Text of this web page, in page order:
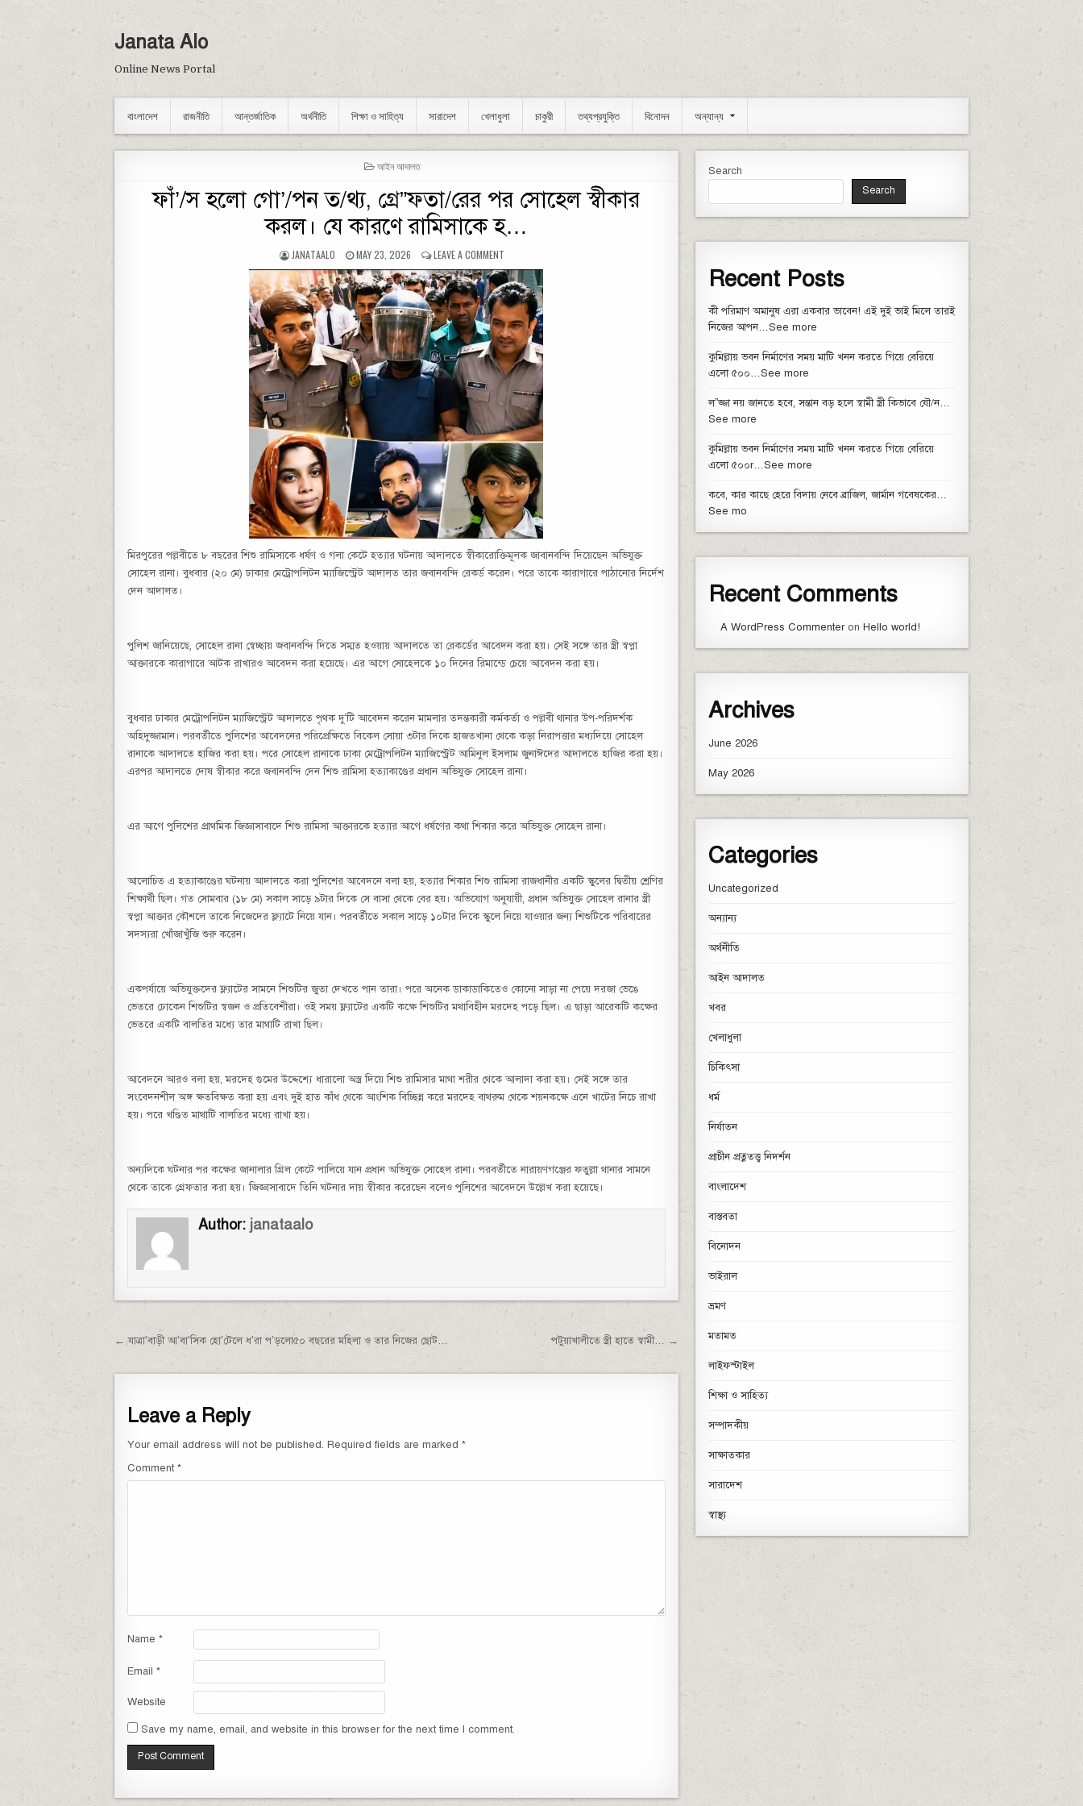
Janata Alo
Online News Portal
বাংলাদেশ রাজনীতি আন্তর্জাতিক অর্থনীতি শিক্ষা ও সাহিত্য সারাদেশ খেলাধুলা চাকুরী তথ্যপ্রযুক্তি বিনোদন অন্যান্য
POSTED IN
আইন আদালত
ফাঁ’/স হলো গো’/পন ত/থ্য, গ্রে”ফতা/রের পর সোহেল স্বীকার
করল। যে কারণে রামিসাকে হ…
AUTHOR:
JANATAALO PUBLISHED DATE:
MAY 23, 2026 LEAVE A COMMENT ON ফাঁ’/স হলো গো’/পন ত/থ্য, গ্রে”ফতা/রের পর সোহেল স্বীকার করল। যে কারণে রামিসাকে হ…
মিরপুরের পল্লবীতে ৮ বছরের শিশু রামিসাকে ধর্ষণ ও গলা কেটে হত্যার ঘটনায় আদালতে স্বীকারোক্তিমূলক জাবানবন্দি দিয়েছেন অভিযুক্ত
সোহেল রানা। বুধবার (২০ মে) ঢাকার মেট্রোপলিটন ম্যাজিস্ট্রেট আদালত তার জবানবন্দি রেকর্ড করেন। পরে তাকে কারাগারে পাঠানোর নির্দেশ
দেন আদালত।
পুলিশ জানিয়েছে, সোহেল রানা স্বেচ্ছায় জবানবন্দি দিতে সম্মত হওয়ায় আদালতে তা রেকর্ডের আবেদন করা হয়। সেই সঙ্গে তার স্ত্রী স্বপ্না
আক্তারকে কারাগারে আটক রাখারও আবেদন করা হয়েছে। এর আগে সোহেলকে ১০ দিনের রিমান্ডে চেয়ে আবেদন করা হয়।
বুধবার ঢাকার মেট্রোপলিটন ম্যাজিস্ট্রেট আদালতে পৃথক দু’টি আবেদন করেন মামলার তদন্তকারী কর্মকর্তা ও পল্লবী থানার উপ-পরিদর্শক
অহিদুজ্জামান। পরবর্তীতে পুলিশের আবেদনের পরিপ্রেক্ষিতে বিকেল সোয়া ৩টার দিকে হাজতখানা থেকে কড়া নিরাপত্তার মধ্যদিয়ে সোহেল
রানাকে আদালতে হাজির করা হয়। পরে সোহেল রানাকে ঢাকা মেট্রোপলিটন ম্যাজিস্ট্রেট আমিনুল ইসলাম জুনাঈদের আদালতে হাজির করা হয়।
এরপর আদালতে দোষ স্বীকার করে জবানবন্দি দেন শিশু রামিসা হত্যাকাণ্ডের প্রধান অভিযুক্ত সোহেল রানা।
এর আগে পুলিশের প্রাথমিক জিজ্ঞাসাবাদে শিশু রামিসা আক্তারকে হত্যার আগে ধর্ষণের কথা শিকার করে অভিযুক্ত সোহেল রানা।
আলোচিত এ হত্যাকাণ্ডের ঘটনায় আদালতে করা ‎পুলিশের আবেদনে বলা হয়, হত্যার শিকার শিশু রামিসা রাজধানীর একটি স্কুলের দ্বিতীয় শ্রেণির
শিক্ষার্থী ছিল। গত সোমবার (১৮ মে) সকাল সাড়ে ৯টার দিকে সে বাসা থেকে বের হয়। অভিযোগ অনুযায়ী, প্রধান অভিযুক্ত সোহেল রানার স্ত্রী
স্বপ্না আক্তার কৌশলে তাকে নিজেদের ফ্ল্যাটে নিয়ে যান। পরবর্তীতে ‎সকাল সাড়ে ১০টার দিকে স্কুলে নিয়ে যাওয়ার জন্য শিশুটিকে পরিবারের
সদস্যরা খোঁজাখুঁজি শুরু করেন।
একপর্যায়ে অভিযুক্তদের ফ্ল্যাটের সামনে শিশুটির জুতা দেখতে পান তারা। পরে অনেক ডাকাডাকিতেও কোনো সাড়া না পেয়ে দরজা ভেঙে
ভেতরে ঢোকেন শিশুটির স্বজন ও প্রতিবেশীরা। ওই সময় ফ্ল্যাটের একটি কক্ষে শিশুটির মথাবিহীন মরদেহ পড়ে ছিল। এ ছাড়া আরেকটি কক্ষের
ভেতরে একটি বালতির মধ্যে তার মাথাটি রাখা ছিল।
আবেদনে আরও বলা হয়, মরদেহ গুমের উদ্দেশ্যে ধারালো অস্ত্র দিয়ে শিশু রামিসার মাথা শরীর থেকে আলাদা করা হয়। সেই সঙ্গে তার
সংবেদনশীল অঙ্গ ক্ষতবিক্ষত করা হয় এবং দুই হাত কাঁধ থেকে আংশিক বিচ্ছিন্ন করে মরদেহ বাথরুম থেকে শয়নকক্ষে এনে খাটের নিচে রাখা
হয়। পরে খণ্ডিত মাথাটি বালতির মধ্যে রাখা হয়।
অন্যদিকে ঘটনার পর কক্ষের জানালার গ্রিল কেটে পালিয়ে যান প্রধান অভিযুক্ত সোহেল রানা। পরবর্তীতে নারায়ণগঞ্জের ফতুল্লা থানার সামনে
থেকে তাকে গ্রেফতার করা হয়। জিজ্ঞাসাবাদে তিনি ঘটনার দায় স্বীকার করেছেন বলেও পুলিশের আবেদনে উল্লেখ করা হয়েছে।
Author: janataalo
Post navigation
← যাত্রা’বাড়ী আ’বা’সিক হো’টেলে ধ’রা প’ড়লো৫০ বছরের মহিলা ও তার নিজের ছোট… পটুয়াখালীতে স্ত্রী হাতে স্বামী… →
Leave a Reply
Your email address will not be published. Required fields are marked *
Comment *
Name *
Email *
Website
Save my name, email, and website in this browser for the next time I comment.
Search
Search
Recent Posts
কী পরিমাণ অমানুষ এরা একবার ভাবেন! এই দুই ভাই মিলে তারই
নিজের আপন…See more
কুমিল্লায় ভবন নির্মাণের সময় মাটি খনন করতে গিয়ে বেরিয়ে
এলো ৫০০…See more
ল”জ্জা নয় জানতে হবে, সন্তান বড় হলে স্বামী স্ত্রী কিভাবে যৌ/ন…
See more
কুমিল্লায় ভবন নির্মাণের সময় মাটি খনন করতে গিয়ে বেরিয়ে
এলো ৫০০r…See more
কবে, কার কাছে হেরে বিদায় নেবে ব্রাজিল, জার্মান গবেষকের…
See mo
Recent Comments
A WordPress CommenteronHello world!
Archives
June 2026
May 2026
Categories
Uncategorized
অন্যান্য
অর্থনীতি
আইন আদালত
খবর
খেলাধুলা
চিকিৎসা
ধর্ম
নির্যাতন
প্রাচীন প্রত্নতত্ত্ব নিদর্শন
বাংলাদেশ
বাস্তবতা
বিনোদন
ভাইরাল
ভ্রমণ
মতামত
লাইফস্টাইল
শিক্ষা ও সাহিত্য
সম্পাদকীয়
সাক্ষাতকার
সারাদেশ
স্বাস্থ্য